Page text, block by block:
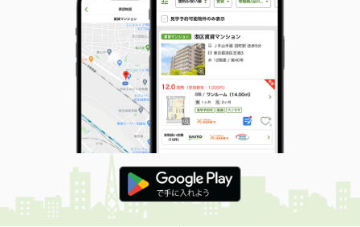
青森県八戸市大字長苗代字上碇田
価 格
7.20万円
住 所
青森県八戸市大字長苗代字上碇田
専有面積 74.32m²
間取り
3LDK
青森県八戸市大字新井田字後庵
価 格
5.40万円
住 所
青森県八戸市大字新井田字後庵
専有面積